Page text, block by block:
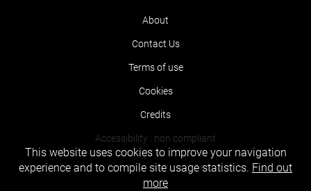
About
Contact Us
Terms of use
Cookies
Credits
Accessibility : non compliant
This website uses cookies to improve your navigation
experience and to compile site usage statistics. Find out
more